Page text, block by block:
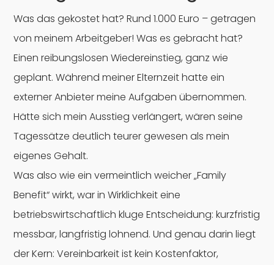
Was das gekostet hat? Rund 1.000 Euro – getragen
von meinem Arbeitgeber! Was es gebracht hat?
Einen reibungslosen Wiedereinstieg, ganz wie
geplant. Während meiner Elternzeit hatte ein
externer Anbieter meine Aufgaben übernommen.
Hätte sich mein Ausstieg verlängert, wären seine
Tagessätze deutlich teurer gewesen als mein
eigenes Gehalt.
Was also wie ein vermeintlich weicher „Family
Benefit“ wirkt, war in Wirklichkeit eine
betriebswirtschaftlich kluge Entscheidung: kurzfristig
messbar, langfristig lohnend. Und genau darin liegt
der Kern: Vereinbarkeit ist kein Kostenfaktor,